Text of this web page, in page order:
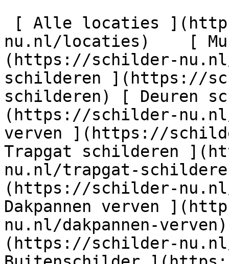
nu.nl/locaties)    [
(https://schilder-
schilderen ](https://
schilderen) [ Deuren
(https://schilder-
verven ](https://
Trapgat schilderen
nu.nl/trapgat-
(https://schilder-
Dakpannen verven
nu.nl/dakpannen-
(https://schilder-